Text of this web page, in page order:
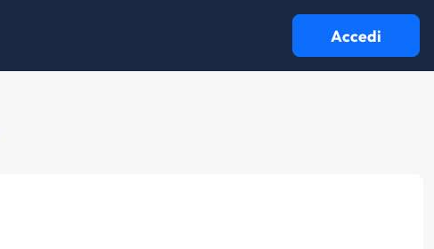
Accedi